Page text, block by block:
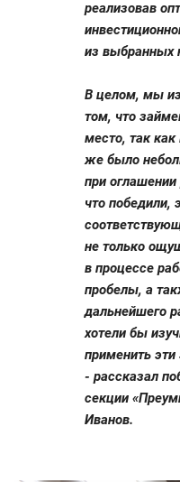
реализовав
из выбранных
В целом, мы
том, что
место, так
же было
при оглашении
что победили,
не только
в процессе
пробелы, а
дальнейшего
хотели бы
применить эти
- рассказал
секции
Иванов.